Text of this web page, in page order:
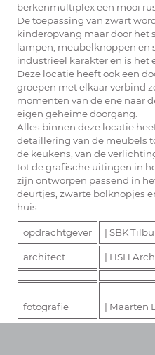
berkenmultiplex een mooi
De toepassing van zwart
kinderopvang maar door het
lampen, meubelknoppen en
industrieel karakter en is het
Deze locatie heeft ook een
groepen met elkaar verbind
momenten van de ene naar
eigen geheime doorgang.
Alles binnen deze locatie
detaillering van de meubels
de keukens, van de
tot de grafische uitingen in
zijn ontworpen passend in
deurtjes, zwarte bolknopjes
huis.
opdrachtgever | SBK
architect | HSH
fotografie | Maarten